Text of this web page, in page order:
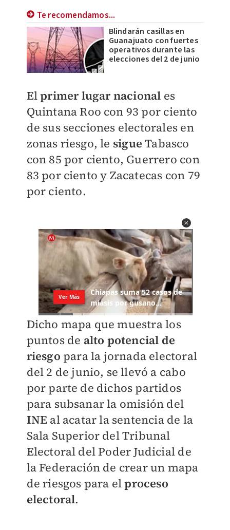
Te recomendamos...
Blindarán casillas en
Guanajuato con fuertes
operativos durante las
elecciones del 2 de junio
Elprimer lugar nacional es
Quintana Roo con 93 por ciento
de sus secciones electorales en
zonas riesgo, le sigue Tabasco
con 85 por ciento, Guerrero con
83 por ciento y Zacatecas con 79
por ciento.
Dicho mapa que muestra los
puntos de alto potencial de
riesgo para la jornada electoral
del 2 de junio, se llevó a cabo
por parte de dichos partidos
para subsanar la omisión del
INE al acatar la sentencia de la
Sala Superior del Tribunal
Electoral del Poder Judicial de
la Federación de crear un mapa
de riesgos para elproceso
electoral.